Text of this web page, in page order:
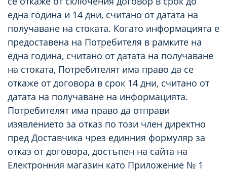
една година и 14 дни, считано от датата на
получаване на стоката. Когато информацията е
предоставена на Потребителя в рамките на
една година, считано от датата на получаване
на стоката, Потребителят има право да се
откаже от договора в срок 14 дни, считано от
датата на получаване на информацията.
Потребителят има право да отправи
изявлението за отказ по този член директно
пред Доставчика чрез единния формуляр за
отказ от договора, достъпен на сайта на
Електронния магазин като Приложение № 1